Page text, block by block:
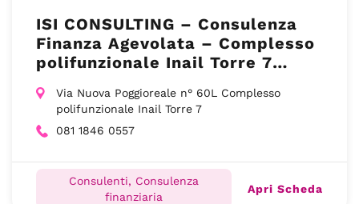
ISI CONSULTING – Consulenza
Finanza Agevolata – Complesso
polifunzionale Inail Torre 7
Via Nuova Poggioreale n° 60L Complesso
polifunzionale Inail Torre 7
081 1846 0557
Consulenti, Consulenza
finanziaria
Apri Scheda